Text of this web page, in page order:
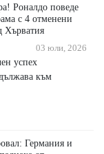
Роналдо поведе
с 4 отменени
Хърватия
03 юли, 2026
успех
към
Германия и